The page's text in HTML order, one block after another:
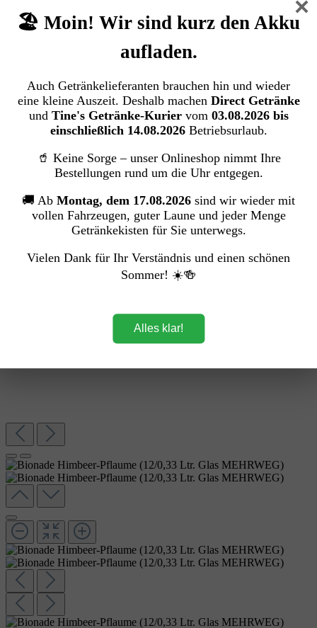
×
🏖️ Moin! Wir sind kurz den Akku
aufladen.
Auch Getränkelieferanten brauchen hin und wieder
eine kleine Auszeit. Deshalb machen Direct Getränke
und Tine's Getränke-Kuriervom 03.08.2026 bis
einschließlich 14.08.2026Betriebsurlaub.
🥤 Keine Sorge – unser Onlineshop nimmt Ihre
Bestellungen rund um die Uhr entgegen.
🚚 Ab Montag, dem 17.08.2026 sind wir wieder mit
vollen Fahrzeugen, guter Laune und jeder Menge
Getränkekisten für Sie unterwegs.
Vielen Dank für Ihr Verständnis und einen schönen
Sommer! ☀️🍻
Alles klar!